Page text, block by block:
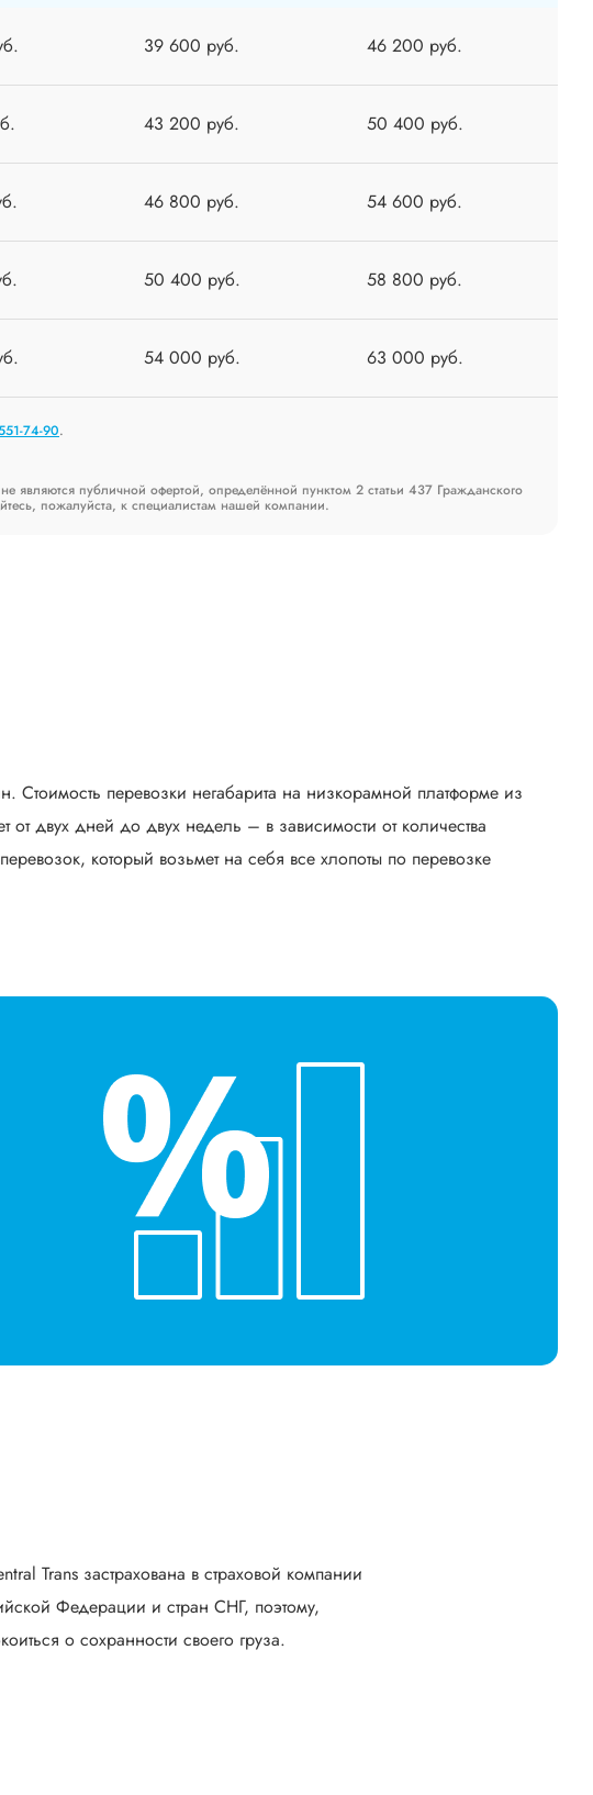
39 600 руб. 46 200 руб.
43 200 руб. 50 400 руб.
46 800 руб. 54 600 руб.
50 400 руб. 58 800 руб.
54 000 руб. 63 000 руб.
74-90.
являются публичной офертой, определённой пунктом 2 статьи 437 Гражданского
пожалуйста, к специалистам нашей компании.
Стоимость перевозки негабарита на низкорамной платформе из
двух дней до двух недель – в зависимости от количества
который возьмет на себя все хлопоты по перевозке
Trans застрахована в страховой компании
Федерации и стран СНГ, поэтому,
о сохранности своего груза.